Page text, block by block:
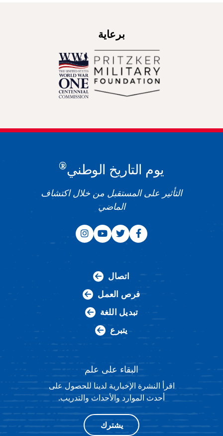
برعاية
يوم التاريخ الوطني®
التأثير على المستقبل من خلال اكتشاف
الماضي
اتصال
فرص العمل
تبديل اللغة
يتبرع
البقاء على علم
اقرأ النشرة الإخبارية لدينا للحصول على
أحدث الموارد والأحداث والتدريب.
يشترك